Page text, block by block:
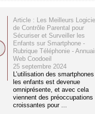
Article : Les Meilleurs
de Contrôle Parental pour
Sécuriser et Surveiller les
Enfants sur Smartphone -
Rubrique Téléphonie -
Web Coodoeil
25 septembre 2024
L’utilisation des
les enfants est devenue
omniprésente, et avec cela
viennent des préoccupations
croissantes pour ...